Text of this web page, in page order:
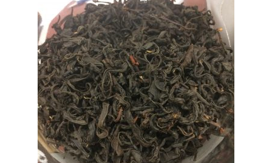
Voit
tehdä
valinnat
tuotteen
sivulla.